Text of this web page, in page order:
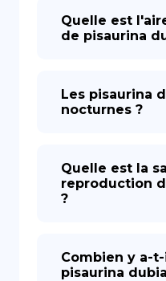
Quelle est
de pisaurina
Les pisaurina
nocturnes ?
Quelle est la
reproduction
?
Combien y a-
pisaurina